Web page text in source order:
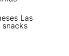
Las
snacks